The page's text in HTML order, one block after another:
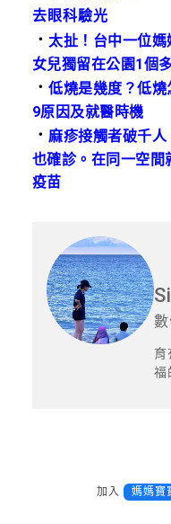
去眼科驗光
． 太扯！台中一位
女兒獨留在公園1個
．低燒是幾度？低
9原因及就醫時機
． 麻疹接觸者破千
也確診。在同一空間
疫苗
育
福
加入 媽媽寶